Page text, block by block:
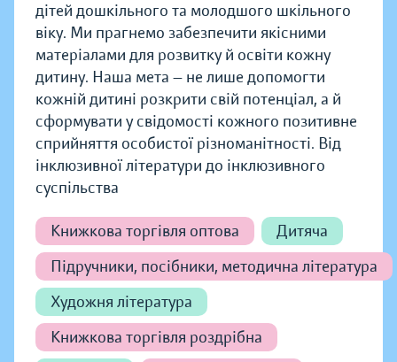
дітей дошкільного та молодшого шкільного
віку. Ми прагнемо забезпечити якісними
матеріалами для розвитку й освіти кожну
дитину. Наша мета — не лише допомогти
кожній дитині розкрити свій потенціал, а й
сформувати у свідомості кожного позитивне
сприйняття особистої різноманітності. Від
інклюзивної літератури до інклюзивного
суспільства
Книжкова торгівля оптова
Дитяча
Підручники, посібники, методична література
Художня література
Книжкова торгівля роздрібна